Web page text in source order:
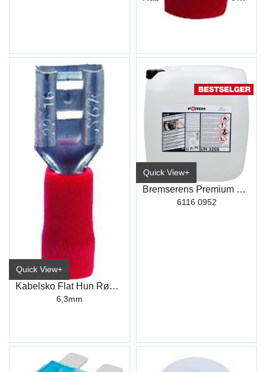
Quick View+
Kabelsko Flat Hun Rød Industri
6,3mm
Quick View+
Bremserens Premium R510 30L
6116 0952